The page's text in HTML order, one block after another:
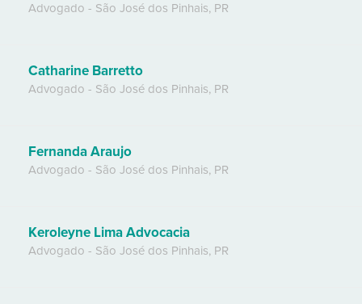
Advogado - São José dos Pinhais, PR
Catharine Barretto
Advogado - São José dos Pinhais, PR
Fernanda Araujo
Advogado - São José dos Pinhais, PR
Keroleyne Lima Advocacia
Advogado - São José dos Pinhais, PR